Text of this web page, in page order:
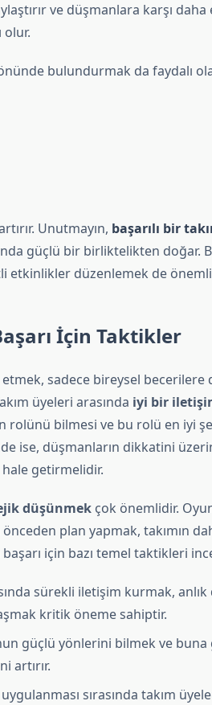
ve düşmanlara karşı
olur.
bulundurmak da faydalı
Unutmayın, başarılı bir
güçlü bir birliktelikten doğar.
etkinlikler düzenlemek de
İçin Taktikler
sadece bireysel becerilere
üyeleri arasında iyi bir
rolünü bilmesi ve bu rolü en iyi
ise, düşmanların dikkatini
hale getirmelidir.
düşünmekçok önemlidir.
plan yapmak, takımın
için bazı temel taktikleri
sürekli iletişim kurmak,
kritik öneme sahiptir.
güçlü yönlerini bilmek ve buna
artırır.
sırasında takım